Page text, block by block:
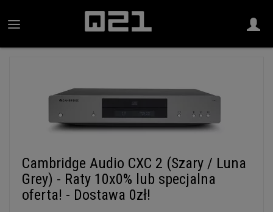
Cambridge Audio CXC 2 (Szary / Luna
Grey) - Raty 10x0% lub specjalna
oferta! - Dostawa 0zł!